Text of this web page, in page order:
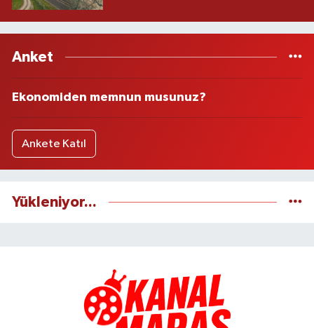
Anket
Ekonomiden memnun musunuz?
Ankete Katıl
Yükleniyor...